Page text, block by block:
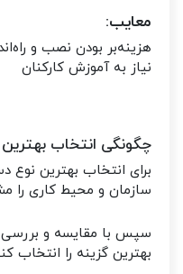
معایب:
هزینه‌بر بودن نصب و
نیاز به آموزش کارکنان
چگونگی انتخاب
برای انتخاب بهترین نوع
سازمان و محیط کاری را
سپس با مقایسه و بررسی
بهترین گزینه را انتخاب